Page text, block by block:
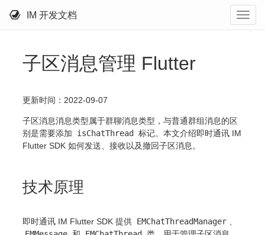
IM 开发文档
子区消息管理 Flutter
更新时间：2022-09-07
子区消息消息类型属于群聊消息类型，与普通群组消息的区
别是需要添加
isChatThread
标记。本文介绍即时通讯 IM
Flutter SDK 如何发送、接收以及撤回子区消息。
技术原理
即时通讯 IM Flutter SDK 提供 EMChatThreadManager 、